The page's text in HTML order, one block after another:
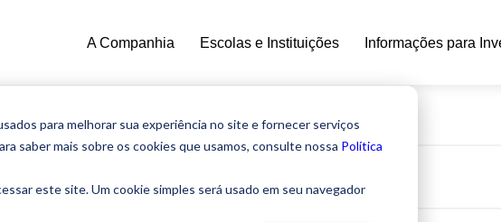
​​para melhorar sua experiência no site e fornecer serviços
saber mais sobre os cookies que usamos, consulte nossa Política
este site. Um cookie simples será usado em seu navegador
A Companhia Escolas e Instituições Informações para